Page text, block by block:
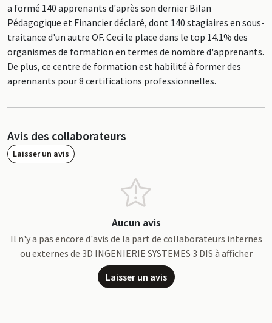
a formé 140 apprenants d'après son dernier Bilan
Pédagogique et Financier déclaré, dont 140 stagiaires en sous-
traitance d'un autre OF. Ceci le place dans le top 14.1% des
organismes de formation en termes de nombre d'apprenants.
De plus, ce centre de formation est habilité à former des
aprennants pour 8 certifications professionnelles.
Avis des collaborateurs
Laisser un avis
Aucun avis
Il n'y a pas encore d'avis de la part de collaborateurs internes
ou externes de 3D INGENIERIE SYSTEMES 3 DIS à afficher
Laisser un avis